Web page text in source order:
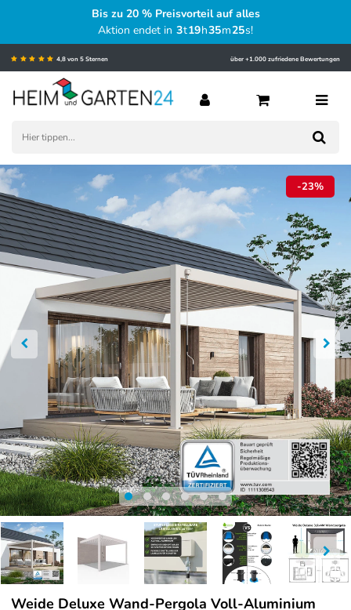
Bis zu 20 % Preisvorteil auf alles
Aktion endet in 3t19h35m23s!
4,8 von 5 Sternen über +1.000 zufriedene Bewertungen
-23%
Weide Deluxe Wand-Pergola Voll-Aluminium